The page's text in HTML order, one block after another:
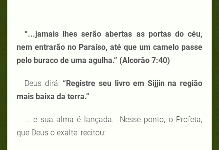
“...jamais lhes serão abertas as portas do céu,
nem entrarão no Paraíso, até que um camelo passe
pelo buraco de uma agulha.” (Alcorão 7:40)
Deus dirá: “Registre seu livro em Sijjin na região
mais baixa da terra.”
... e sua alma é lançada. Nesse ponto, o Profeta,
que Deus o exalte, recitou: